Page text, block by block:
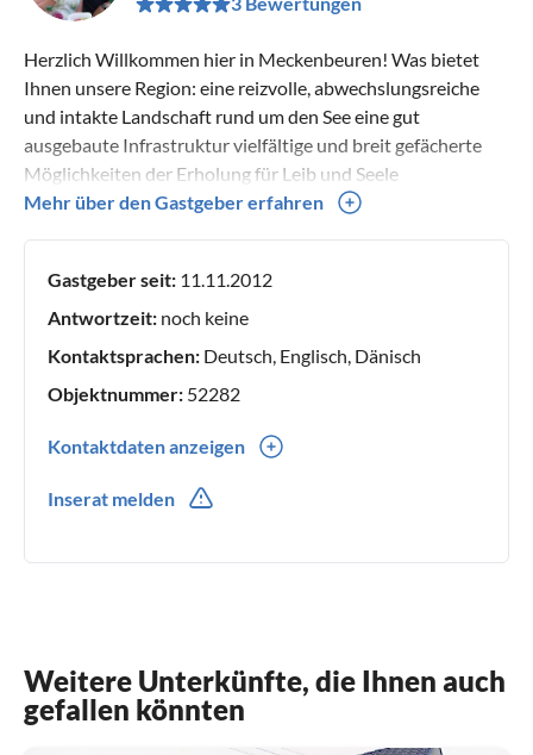
Herzlich Willkommen hier in Meckenbeuren! Was bietet
Ihnen unsere Region: eine reizvolle, abwechslungsreiche
und intakte Landschaft rund um den See eine gut
ausgebaute Infrastruktur vielfältige und breit gefächerte
Möglichkeiten der Erholung für Leib und Seele
Freizeitgestaltungsmöglichkeiten zu Lande, zu Wasser und
Kommen freut Bis bald Ihre Familie Schiller
Mehr über den Gastgeber erfahren
Gastgeber seit: 11.11.2012
Antwortzeit: noch keine
Kontaktsprachen: Deutsch, Englisch, Dänisch
Objektnummer: 52282
Kontaktdaten anzeigen
Inserat melden
Weitere Unterkünfte, die Ihnen auch
gefallen könnten